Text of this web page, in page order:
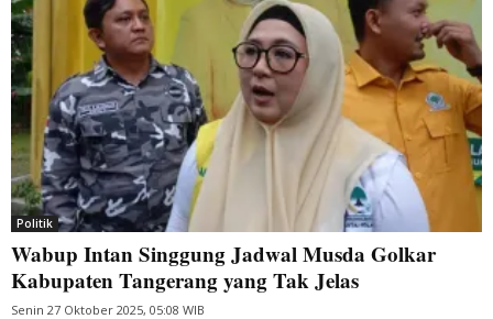
Politik
Wabup Intan Singgung Jadwal Musda Golkar
Kabupaten Tangerang yang Tak Jelas
Senin 27 Oktober 2025, 05:08 WIB